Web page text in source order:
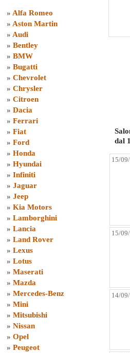
» Alfa Romeo
» Aston Martin
» Audi
» Bentley
» BMW
» Bugatti
» Chevrolet
» Chrysler
» Citroen
» Dacia
» Ferrari
» Fiat
» Ford
» Honda
» Hyundai
» Infiniti
» Jaguar
» Jeep
» Kia Motors
» Lamborghini
» Lancia
» Land Rover
» Lexus
» Lotus
» Maserati
» Mazda
» Mercedes-Benz
» Mini
» Mitsubishi
» Nissan
» Opel
» Peugeot
dal
15/
15/
14/